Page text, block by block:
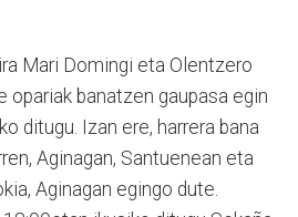
Mari Domingi eta Olentzero
opariak banatzen gaupasa egin
ditugu. Izan ere, harrera bana
Aginagan, Santuenean eta
Aginagan egingo dute.